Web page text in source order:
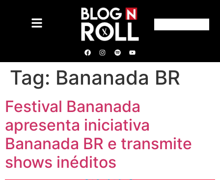
Tag: Bananada BR
Festival Bananada
apresenta iniciativa
Bananada BR e transmite
shows inéditos